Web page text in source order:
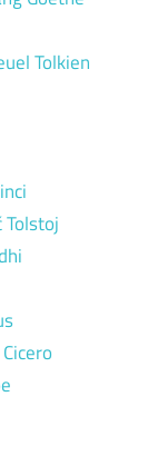
Tolkien
Tolstoj